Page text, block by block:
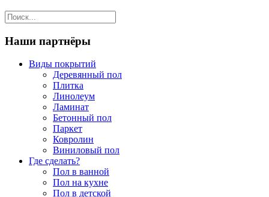
Наши партнёры
Виды покрытий
Деревянный пол
Плитка
Линолеум
Ламинат
Бетонный пол
Паркет
Ковролин
Виниловый пол
Где сделать?
Пол в ванной
Пол на кухне
Пол в детской